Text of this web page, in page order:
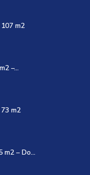
m2
–...
m2
– Do...